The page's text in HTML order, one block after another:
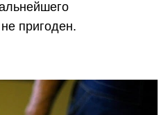
пригоден.